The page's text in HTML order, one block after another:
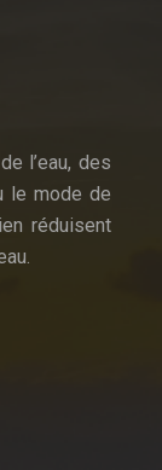
l’eau, des
le mode de
réduisent